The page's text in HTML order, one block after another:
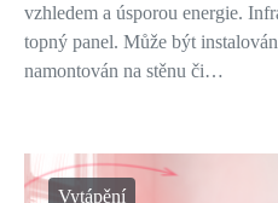
vzhledem a úsporou energie.
topný panel. Může být
namontován na stěnu či…
Vytápění